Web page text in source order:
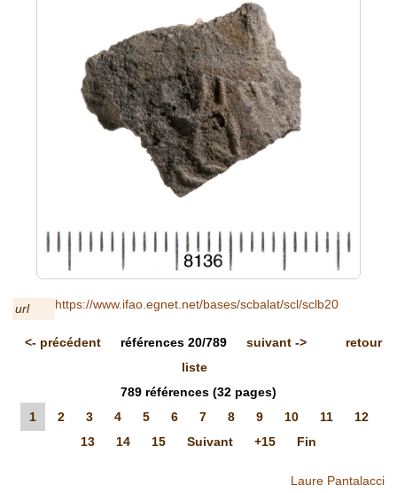
url https://www.ifao.egnet.net/bases/scbalat/scl/sclb20
<- précédent références20/789 suivant->
retour
liste
789 références (32 pages)
1
2 3 4 5 6 7 8 9 10 11
12
13
14 15 Suivant +15 Fin
Laure Pantalacci